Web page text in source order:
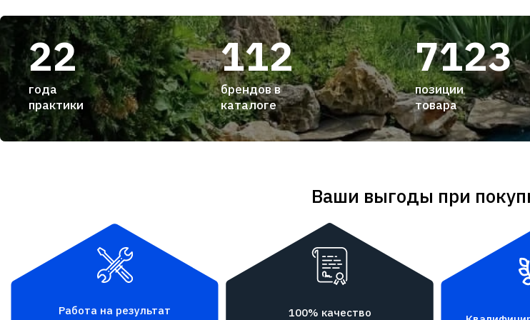
22
года
практики
112
брендов в
каталоге
7123
позиции
товара
Ваши выгоды при
Работа на результат 100% качество